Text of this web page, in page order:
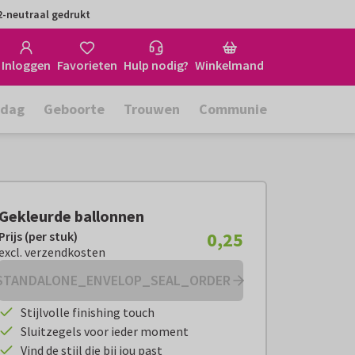
neutraal gedrukt
Inloggen Favorieten Hulp nodig? Winkelmand
Geboorte Trouwen Communie
ballonnen
(per stuk): excl. verzendkosten
(per stuk)
verzendkosten
0,25
Stijlvolle finishing touch
Sluitzegels voor ieder moment
Vind de stijl die bij jou past